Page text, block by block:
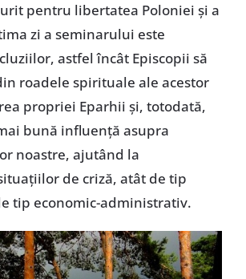
pentru libertatea Poloniei şi a
zi a seminarului este
astfel încât Episcopii să
roadele spirituale ale acestor
propriei Eparhii şi, totodată,
bună influenţă asupra
noastre, ajutând la
de criză, atât de tip
tip economic-administrativ.